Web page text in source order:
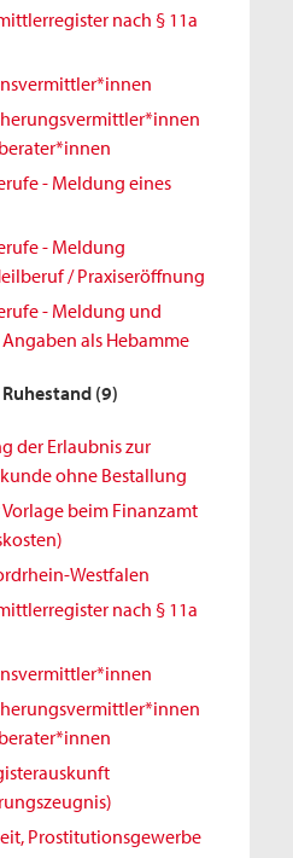
nach § 11a
- Meldung eines
- Meldung
/ Praxiseröffnung
- Meldung und
als Hebamme
(9)
der Erlaubnis zur
ohne Bestallung
beim Finanzamt
Westfalen
nach § 11a
Prostitutionsgewerbe